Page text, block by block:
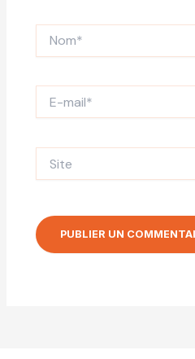
mail*